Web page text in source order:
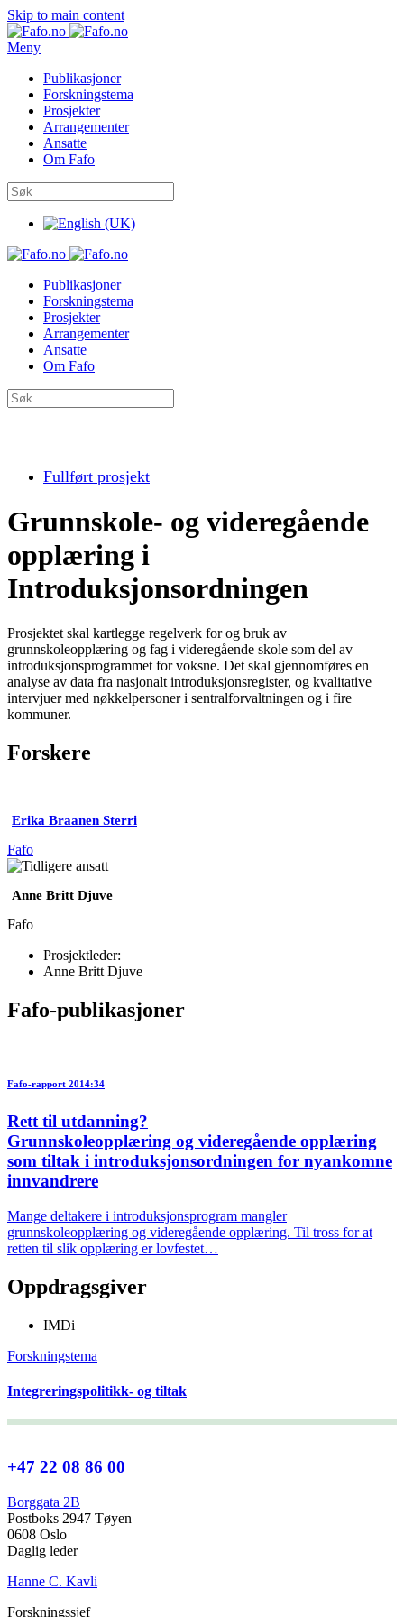
Skip to main content
Meny
Publikasjoner
Forskningstema
Prosjekter
Arrangementer
Ansatte
Om Fafo
Publikasjoner
Forskningstema
Prosjekter
Arrangementer
Ansatte
Om Fafo
Fullført prosjekt
Grunnskole- og videregående
opplæring i
Introduksjonsordningen
Prosjektet skal kartlegge regelverk for og bruk av
grunnskoleopplæring og fag i videregående skole som del av
introduksjonsprogrammet for voksne. Det skal gjennomføres en
analyse av data fra nasjonalt introduksjonsregister, og kvalitative
intervjuer med nøkkelpersoner i sentralforvaltningen og i fire
kommuner.
Forskere
Erika Braanen Sterri
Fafo
Anne Britt Djuve
Fafo
Prosjektleder:
Anne Britt Djuve
Fafo-publikasjoner
Fafo-rapport 2014:34
Rett til utdanning?
Grunnskoleopplæring og videregående opplæring
som tiltak i introduksjonsordningen for nyankomne
innvandrere
Mange deltakere i introduksjonsprogram mangler
grunnskoleopplæring og videregående opplæring. Til tross for at
retten til slik opplæring er lovfestet…
Oppdragsgiver
IMDi
Forskningstema
Integreringspolitikk- og tiltak
+47 22 08 86 00
Borggata 2B
Postboks 2947 Tøyen
0608 Oslo
Daglig leder
Hanne C. Kavli
Forskningssjef